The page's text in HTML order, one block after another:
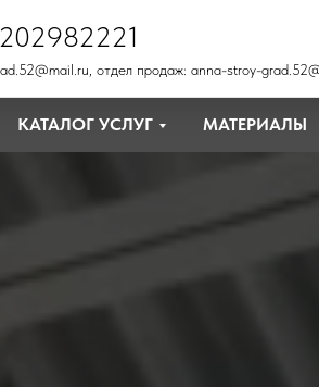
, отдел продаж: anna-stroy-
КАТАЛОГ УСЛУГ МАТЕРИАЛЫ